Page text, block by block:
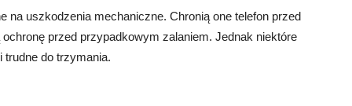
na uszkodzenia mechaniczne. Chronią one telefon przed
przed przypadkowym zalaniem. Jednak niektóre
trudne do trzymania.